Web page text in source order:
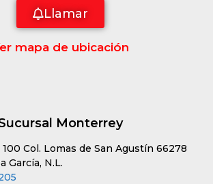
Llamar
mapa de ubicación
Monterrey
Col. Lomas de San Agustín 66278
García, N.L.